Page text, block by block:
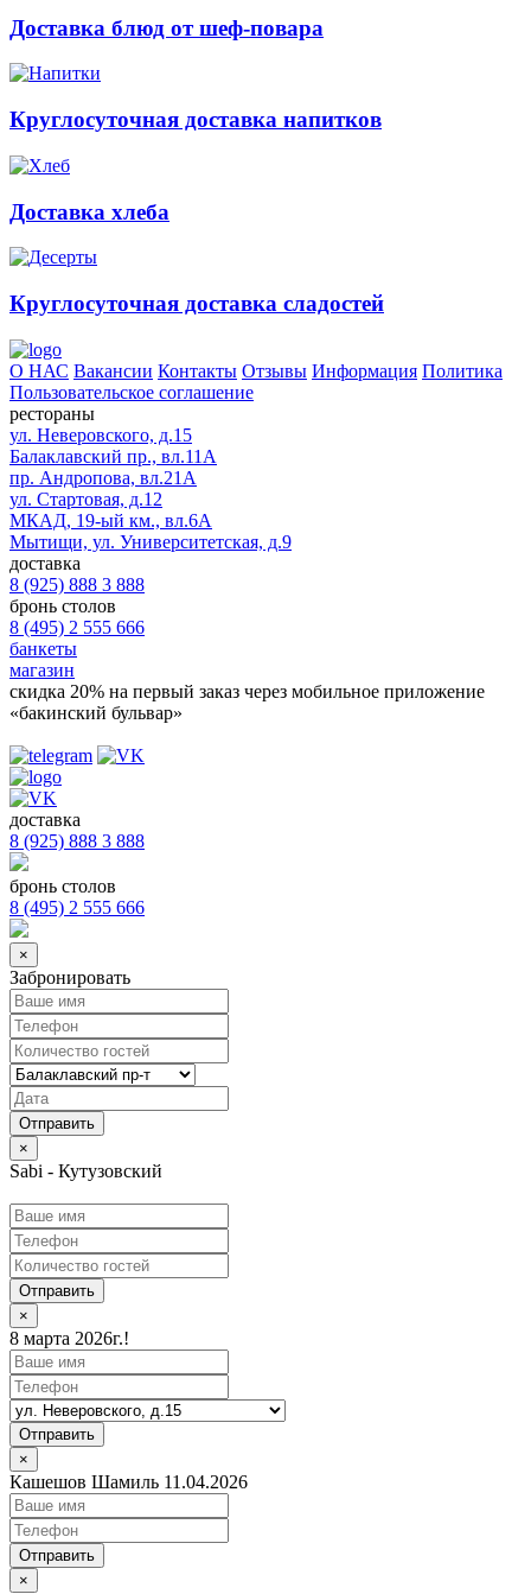
Доставка блюд от шеф-повара
Круглосуточная доставка напитков
Доставка хлеба
Круглосуточная доставка сладостей
О НАС Вакансии Контакты Отзывы Информация Политика
Пользовательское соглашение
рестораны
ул. Неверовского, д.15
Балаклавский пр., вл.11А
пр. Андропова, вл.21А
ул. Стартовая, д.12
МКАД, 19-ый км., вл.6А
Мытищи, ул. Университетская, д.9
доставка
8 (925) 888 3 888
бронь столов
8 (495) 2 555 666
банкеты
магазин
скидка 20% на первый заказ через мобильное приложение
«бакинский бульвар»
доставка
8 (925) 888 3 888
бронь столов
8 (495) 2 555 666
×
Забронировать
×
Sabi - Кутузовский
Отправить
×
8 марта 2026г.!
Отправить
×
Кашешов Шамиль 11.04.2026
Отправить
×